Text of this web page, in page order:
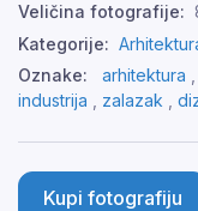
Veličina fotografije:
Kategorije:
Oznake:
arhitektura
industrija
zalazak
Kupi fotografiju